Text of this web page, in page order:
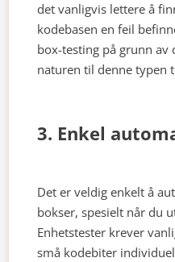
det vanligvis lettere å
kodebasen en feil
box-testing på grunn
naturen til denne typen
3. Enkel
Det er veldig enkelt å
bokser, spesielt når du
Enhetstester krever
små kodebiter